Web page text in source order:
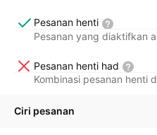
Pesanan henti
Pesanan yang diaktifkan
Pesanan henti had
Kombinasi pesanan henti
Ciri pesanan